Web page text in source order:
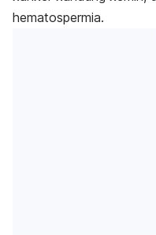
hematospermia.